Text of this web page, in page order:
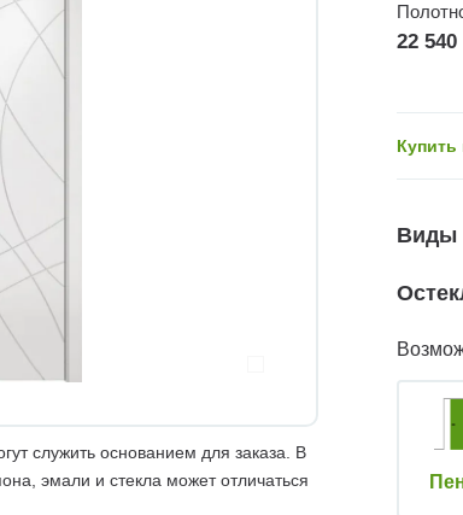
служить основанием для заказа. В
эмали и стекла может отличаться
22 540
Купить
Виды